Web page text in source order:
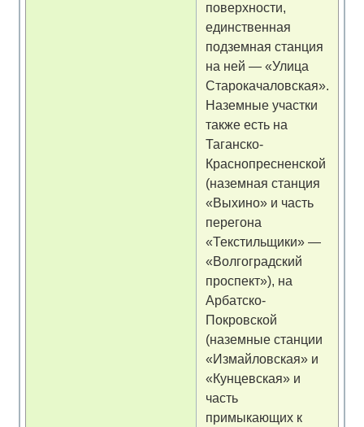
поверхности,
единственная
подземная станция
на ней — «Улица
Старокачаловская».
Наземные участки
также есть на
Таганско-
Краснопресненской
(наземная станция
«Выхино» и часть
перегона
«Текстильщики» —
«Волгоградский
проспект»), на
Арбатско-
Покровской
(наземные станции
«Измайловская» и
«Кунцевская» и
часть
примыкающих к